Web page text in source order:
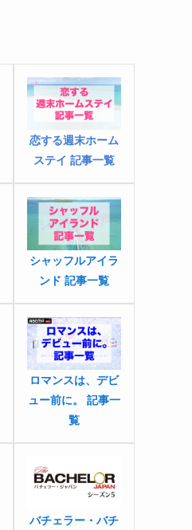
恋する週末ホーム
ステイ 記事一覧
シャッフルアイラ
ンド 記事一覧
ロマンスは、デビ
ュー前に。 記事一
覧
バチェラー・バチ